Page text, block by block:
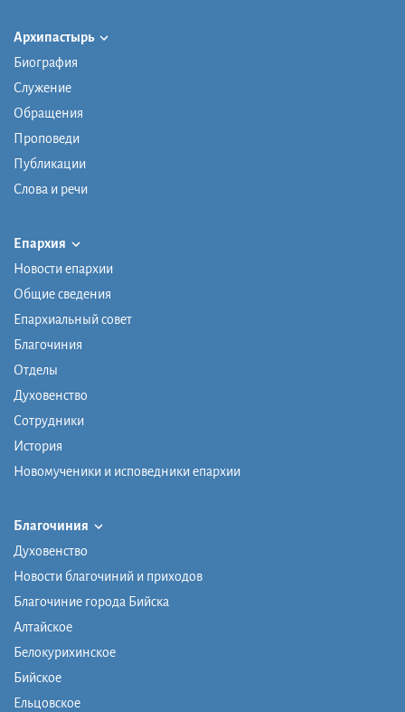
Архипастырь
Биография
Служение
Обращения
Проповеди
Публикации
Слова и речи
Епархия
Новости епархии
Общие сведения
Епархиальный совет
Благочиния
Отделы
Духовенство
Сотрудники
История
Новомученики и исповедники епархии
Благочиния
Духовенство
Новости благочиний и приходов
Благочиние города Бийска
Алтайское
Белокурихинское
Бийское
Ельцовское